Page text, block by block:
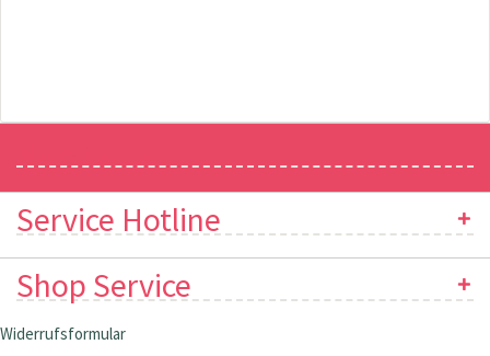
Service Hotline
Shop Service
Widerrufsformular